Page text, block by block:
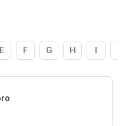
E F G H I